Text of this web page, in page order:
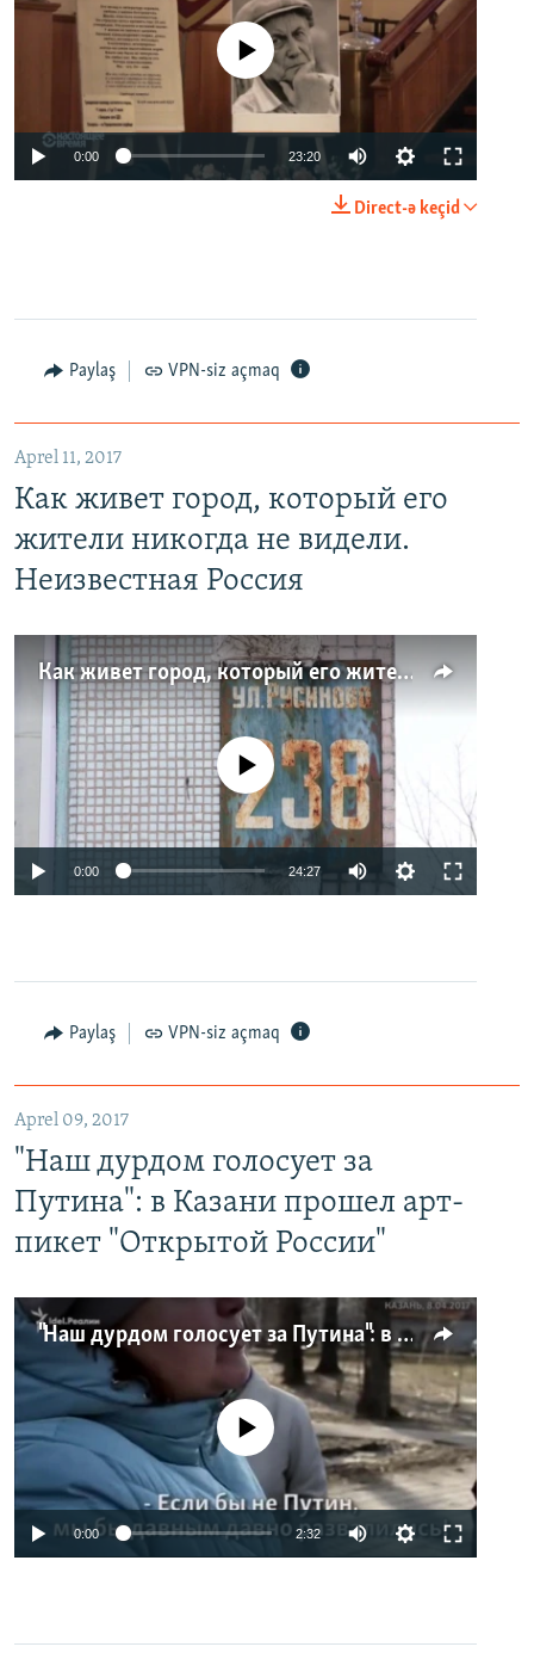
No media source currently available
0:00 23:20
Direct-ə keçid
Paylaş VPN-siz açmaq
Aprel 11, 2017
Как живет город, который его
жители никогда не видели.
Неизвестная Россия
Как живет город, который его жители никогда не видели. Неизвестная Россия
No media source currently available
0:00 24:27
Paylaş VPN-siz açmaq
Aprel 09, 2017
"Наш дурдом голосует за
Путина": в Казани прошел арт-
пикет "Открытой России"
"Наш дурдом голосует за Путина": в Казани прошел арт-пикет "Открытой России"
No media source currently available
0:00 2:32